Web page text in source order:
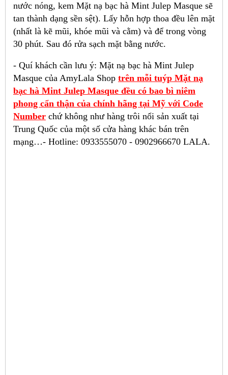
nước nóng, kem Mặt nạ bạc hà Mint Julep Masque sẽ
tan thành dạng sền sệt). Lấy hỗn hợp thoa đều lên mặt
(nhất là kẽ mũi, khóe mũi và cằm) và để trong vòng
30 phút. Sau đó rửa sạch mặt bằng nước.
- Quí khách cần lưu ý: Mặt nạ bạc hà Mint Julep
Masque của AmyLala Shop trên mỗi tuýp Mặt nạ
bạc hà Mint Julep Masque đều có bao bì niêm
phong cẩn thận của chính hãng tại Mỹ với Code
Number chứ không như hàng trôi nổi sản xuất tại
Trung Quốc của một số cửa hàng khác bán trên
mạng…- Hotline: 0933555070 - 0902966670 LALA.